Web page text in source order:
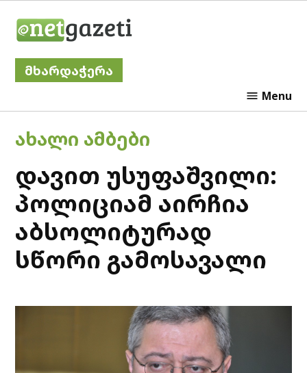
მხარდაჭერა
Menu
POSTED
ᲐᲮᲐᲚᲘ ᲐᲛᲑᲔᲑᲘ
დავით უსუფაშვილი:
პოლიციამ აირჩია
აბსოლიტურად
სწორი გამოსავალი